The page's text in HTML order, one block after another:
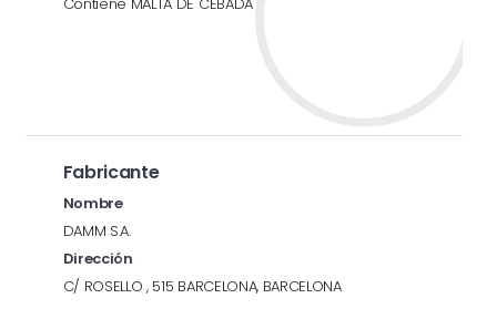
Fabricante
Nombre
DAMM S.A.
Dirección
C/ ROSELLO , 515 BARCELONA, BARCELONA